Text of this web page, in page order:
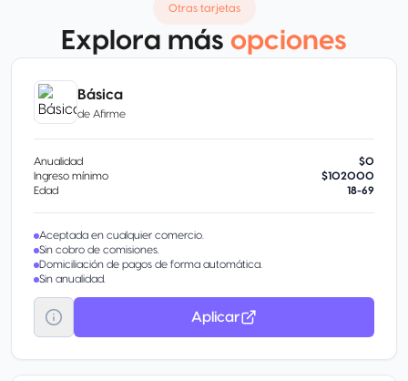
Otras tarjetas
Explora más opciones
Básica
de Afirme
Anualidad
$0
Ingreso mínimo
$102000
Edad
18-69
Aceptada en cualquier comercio.
Sin cobro de comisiones.
Domiciliación de pagos de forma automática.
Sin anualidad.
Aplicar